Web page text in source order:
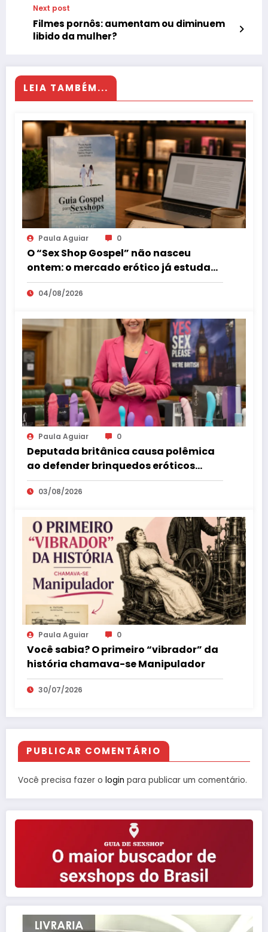
Next post
Filmes pornôs: aumentam ou diminuem
libido da mulher?
LEIA TAMBÉM...
Paula Aguiar 0
O “Sex Shop Gospel” não nasceu
ontem: o mercado erótico já estuda
esse consumidor há mais de uma
década
04/08/2026
Paula Aguiar 0
Deputada britânica causa polêmica
ao defender brinquedos eróticos
como parte da educação sexual
03/08/2026
Paula Aguiar 0
Você sabia? O primeiro “vibrador” da
história chamava-se Manipulador
30/07/2026
PUBLICAR COMENTÁRIO
Você precisa fazer o login para publicar um comentário.